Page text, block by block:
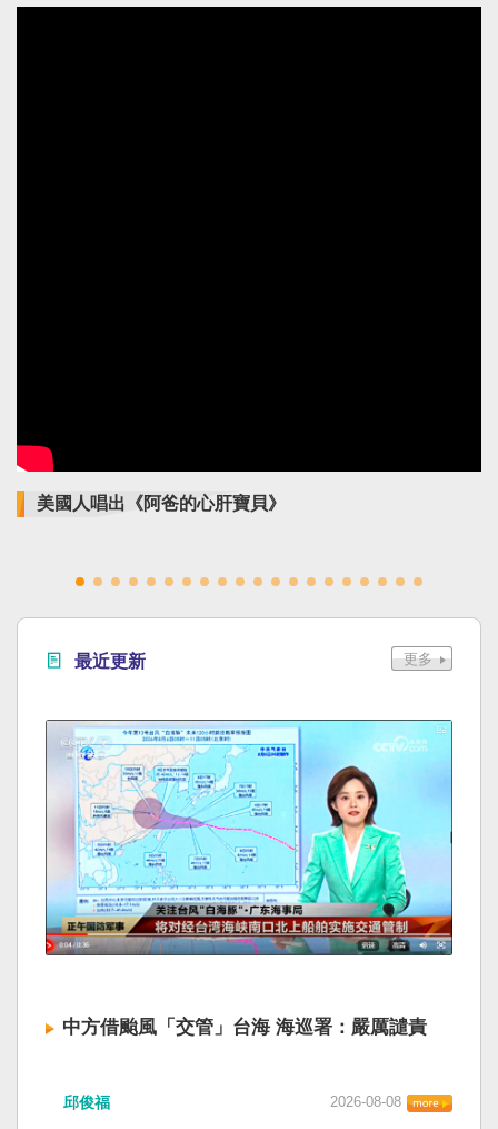
美國人唱出《阿爸的心肝寶貝》
最近更新
中方借颱風「交管」台海 海巡署：嚴厲譴責
「將對經過台灣海峽南口北上船舶實施交通管
邱俊福 2026-08-08